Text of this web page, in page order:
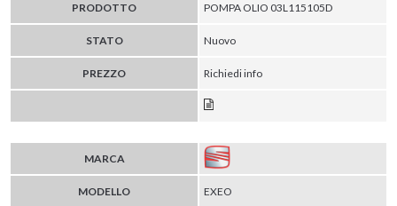
PRODOTTO POMPA OLIO 03L115105D
STATO Nuovo
PREZZO Richiedi info
MARCA
MODELLO EXEO